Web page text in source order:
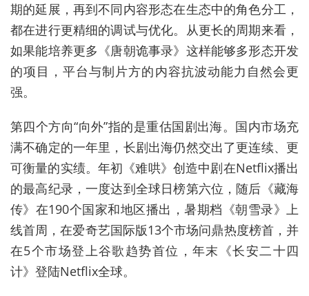
期的延展，再到不同内容形态在生态中的角色分工，
都在进行更精细的调试与优化。从更长的周期来看，
如果能培养更多《唐朝诡事录》这样能够多形态开发
的项目，平台与制片方的内容抗波动能力自然会更
强。
第四个方向“向外”指的是重估国剧出海。国内市场充
满不确定的一年里，长剧出海仍然交出了更连续、更
可衡量的实绩。年初《难哄》创造中剧在Netflix播出
的最高纪录，一度达到全球日榜第六位，随后《藏海
传》在190个国家和地区播出，暑期档《朝雪录》上
线首周，在爱奇艺国际版13个市场问鼎热度榜首，并
在5个市场登上谷歌趋势首位，年末《长安二十四
计》登陆Netflix全球。